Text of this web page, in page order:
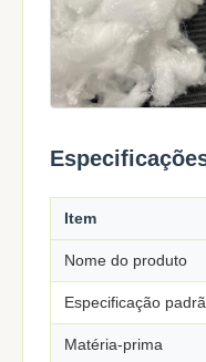
Item
Nome do produto
Especificação
Matéria-prima